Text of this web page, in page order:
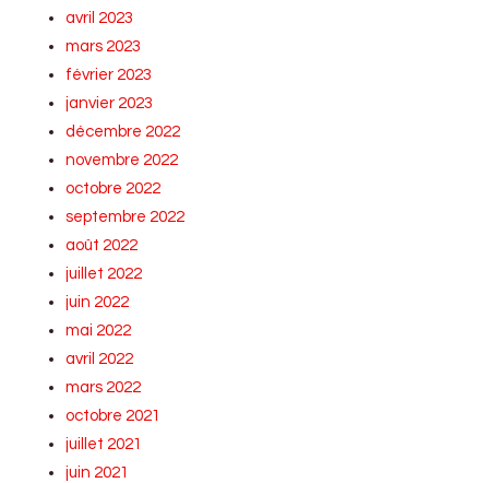
avril 2023
mars 2023
février 2023
janvier 2023
décembre 2022
novembre 2022
octobre 2022
septembre 2022
août 2022
juillet 2022
juin 2022
mai 2022
avril 2022
mars 2022
octobre 2021
juillet 2021
juin 2021